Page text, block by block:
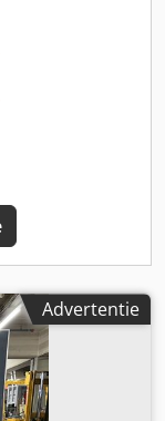
151-
Advertentie